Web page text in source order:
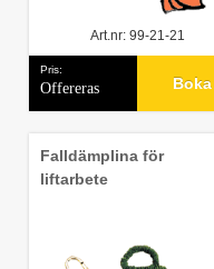
Art.nr: 99-21-21
Pris:
Offereras Boka
Falldämplina för
liftarbete